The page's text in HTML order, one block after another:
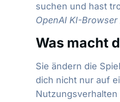
suchen und hast
OpenAI KI-
Was macht
Sie ändern die
dich nicht nur auf
Nutzungsverhalten